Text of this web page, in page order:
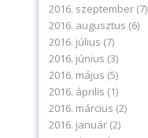
2016. szeptember(7)
2016. augusztus (6)
2016. július (7)
2016. június (3)
2016. május (5)
2016. április (1)
2016. március (2)
2016. január(2)